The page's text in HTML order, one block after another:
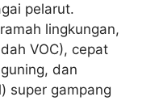
pelarut.
lingkungan,
VOC), cepat
dan
super gampang